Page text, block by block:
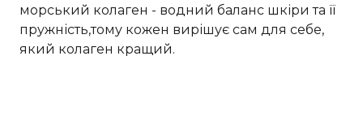
морський колаген - водний баланс шкіри та її
пружність,тому кожен вирішує сам для себе,
який колаген кращий.